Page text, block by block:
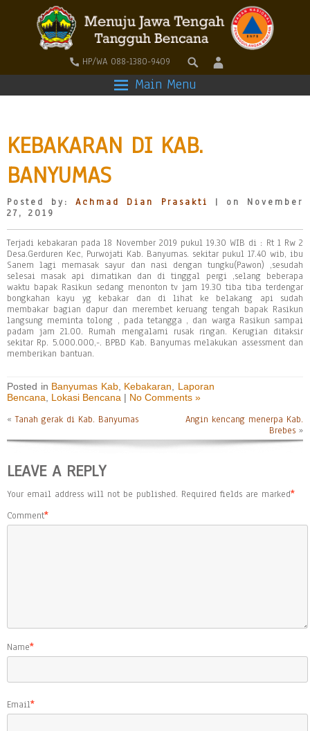
HP/WA 088-1380-9409
Main Menu
KEBAKARAN DI KAB.
BANYUMAS
Posted by:Achmad Dian Prasakti
| on November
27, 2019
Terjadi kebakaran pada 18 November 2019 pukul 19.30 WIB di : Rt 1 Rw 2
Desa.Gerduren Kec, Purwojati Kab. Banyumas. sekitar pukul 17.40 wib, ibu
Sanem lagi memasak sayur dan nasi dengan tungku(Pawon) ,sesudah
selesai masak api dimatikan dan di tinggal pergi ,selang beberapa
waktu bapak Rasikun sedang menonton tv jam 19.30 tiba tiba terdengar
bongkahan kayu yg kebakar dan di lihat ke belakang api sudah
membakar bagian dapur dan merembet keruang tengah bapak Rasikun
langsung meminta tolong , pada tetangga , dan warga Rasikun sampai
padam jam 21.00. Rumah mengalami rusak ringan. Kerugian ditaksir
sekitar Rp. 5.000.000,-. BPBD Kab. Banyumas melakukan assessment dan
memberikan bantuan.
Posted in Banyumas Kab, Kebakaran
Laporan
Bencana
Lokasi Bencana | No Comments »
«Tanah gerak di Kab. Banyumas
Angin kencang menerpa Kab.
Brebes »
LEAVE A REPLY
Your email address will not be published. Required fields are marked*
Comment*
Name*
Email*